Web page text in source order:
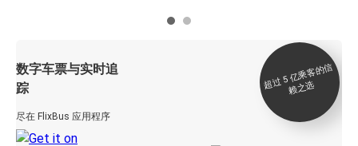
数字车票与实时追
踪
尽在 FlixBus 应用程序
超
过 5
亿
乘
客
的
信
赖
之
选